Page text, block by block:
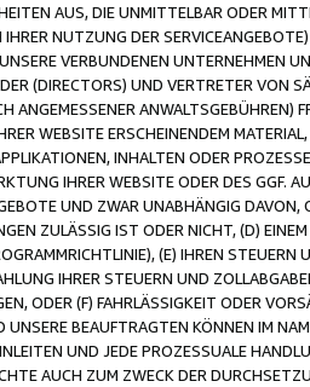
AUS, DIE UNMITTELBAR ODER
NUTZUNG DER
VERBUNDENEN UNTERNEHMEN
(DIRECTORS) UND VERTRETER VON
ANGEMESSENER
WEBSITE ERSCHEINENDEM
INHALTEN ODER
IHRER WEBSITE ODER DES GGF.
UND ZWAR UNABHÄNGIG
ZULÄSSIG IST ODER NICHT, (D)
(E) IHREN
IHRER STEUERN UND
ODER (F) FAHRLÄSSIGKEIT ODER
UNSERE BEAUFTRAGTEN KÖNNEN IM
UND JEDE PROZESSUALE
AUCH ZUM ZWECK DER